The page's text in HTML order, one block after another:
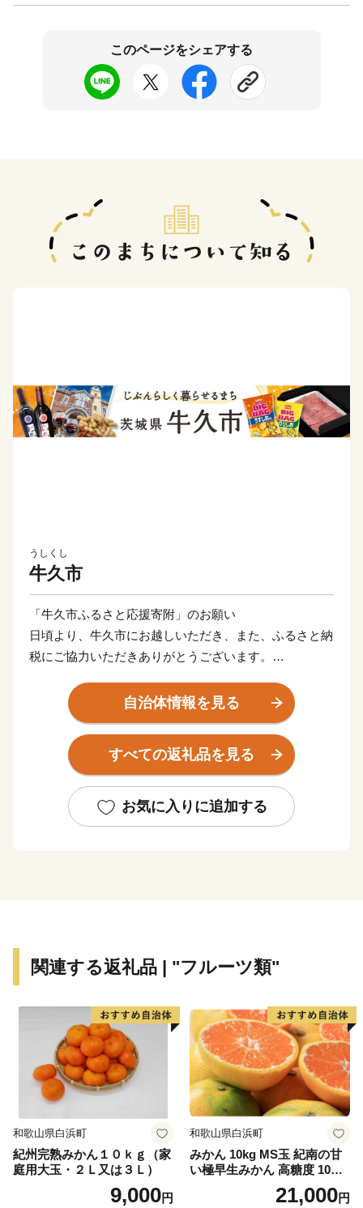
このページをシェアする
うしくし
牛久市
「牛久市ふるさと応援寄附」のお願い
日頃より、牛久市にお越しいただき、また、ふるさと納
税にご協力いただきありがとうございます。
人口8万人超、面積58.92平方キロメートルの市。茨城県
の南に位置ししており、都心までの交通アクセスの良さ
から首都圏のベッドタウンとして発展を遂げました。
「茨城観光百選」に選ばれている「牛久沼」、総面積
楽しむことができる「牛久観光アヤメ園」など、緑豊か
な自然と都市が調和した安心・安全なまちづくりに取り
ヤマト運輸の規定変更により、2023年6月1日発送分か
更（転送）する場合にかかる運賃は、ご贈答用の場合で
も受取人様でのご負担となります。お申し込み時のお届
け先住所入力につきましては十分にご注意ください。
詳細は、下記URLヤマト運輸株式会社の運賃収受の開始
についてご確認ください。
https://www.yamato-
hd.co.jp/important/info_230417_2.html
配送手配開始後にご連絡をいただいた場合、窓口での住
自治体情報を見る
すべての返礼品を見る
お気に入りに追加する
関連する返礼品 | "フルーツ類"
和歌山県白浜町
紀州完熟みかん１０ｋｇ（家
庭用大玉・２Ｌ又は３Ｌ）
9,000円
和歌山県白浜町
みかん 10kg MS玉 紀南の甘
い極早生みかん 高糖度 10月
以降発送 マルチ被覆栽培
21,000円